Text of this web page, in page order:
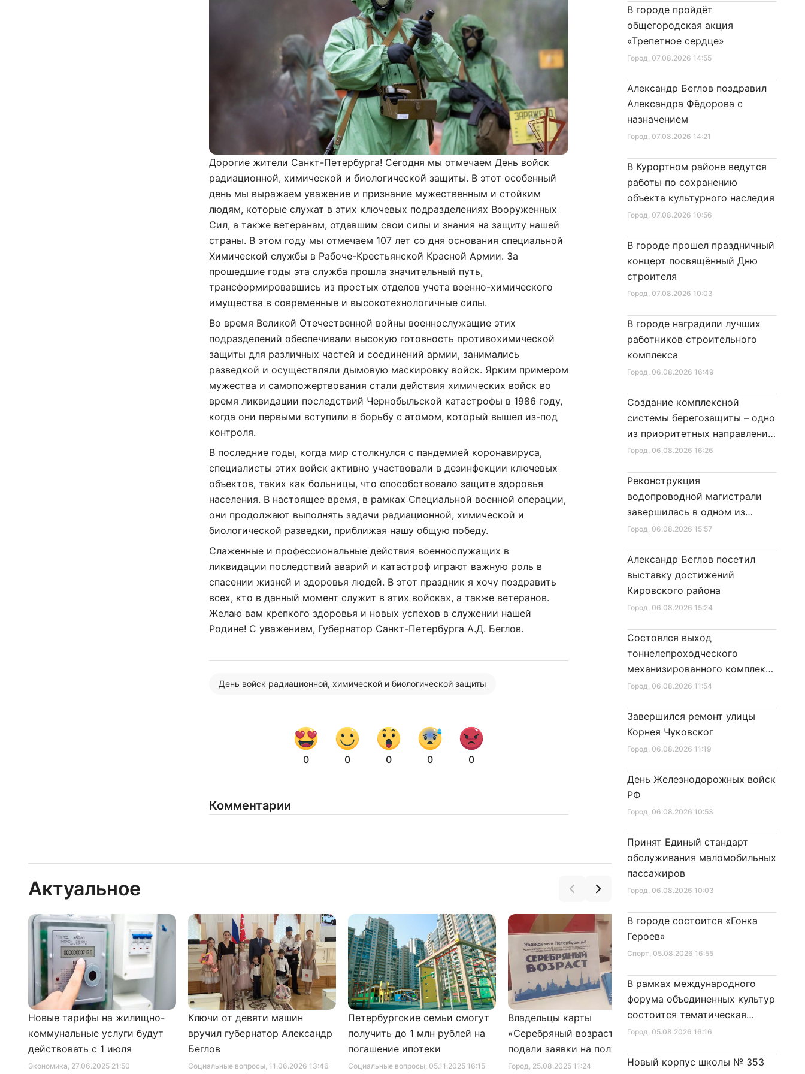
Дорогие жители Санкт-Петербурга! Сегодня мы отмечаем День войск
радиационной, химической и биологической защиты. В этот особенный
день мы выражаем уважение и признание мужественным и стойким
людям, которые служат в этих ключевых подразделениях Вооруженных
Сил, а также ветеранам, отдавшим свои силы и знания на защиту нашей
страны. В этом году мы отмечаем 107 лет со дня основания специальной
Химической службы в Рабоче-Крестьянской Красной Армии. За
прошедшие годы эта служба прошла значительный путь,
трансформировавшись из простых отделов учета военно-химического
имущества в современные и высокотехнологичные силы.
Во время Великой Отечественной войны военнослужащие этих
подразделений обеспечивали высокую готовность противохимической
защиты для различных частей и соединений армии, занимались
разведкой и осуществляли дымовую маскировку войск. Ярким примером
мужества и самопожертвования стали действия химических войск во
время ликвидации последствий Чернобыльской катастрофы в 1986 году,
когда они первыми вступили в борьбу с атомом, который вышел из-под
контроля.
В последние годы, когда мир столкнулся с пандемией коронавируса,
специалисты этих войск активно участвовали в дезинфекции ключевых
объектов, таких как больницы, что способствовало защите здоровья
населения. В настоящее время, в рамках Специальной военной операции,
они продолжают выполнять задачи радиационной, химической и
биологической разведки, приближая нашу общую победу.
Слаженные и профессиональные действия военнослужащих в
ликвидации последствий аварий и катастроф играют важную роль в
спасении жизней и здоровья людей. В этот праздник я хочу поздравить
всех, кто в данный момент служит в этих войсках, а также ветеранов.
Желаю вам крепкого здоровья и новых успехов в служении нашей
Родине! С уважением, Губернатор Санкт-Петербурга А.Д. Беглов.
День войск радиационной, химической и биологической защиты
0 0 0 0 0
Комментарии
Актуальное
Экономика, 27.06.2025 21:50
Новые тарифы на жилищно-
коммунальные услуги будут
действовать с 1 июля
Социальные вопросы, 11.06.2026 13:46
Ключи от девяти машин
вручил губернатор Александр
Беглов
Социальные вопросы, 05.11.2025 16:15
Петербургские семьи смогут
получить до 1 млн рублей на
погашение ипотеки
Город, 25.08.2025 11:24
Владельцы карты
«Серебряный возраст»
подали заявки на получение
сертификата для посещения
Город, 10.01.2026 16:46
Александр Беглов подписал
Закон «О внесении изменения
«Социальный кодекс
Город, 07.08.2026 14:55
В городе пройдёт
общегородская акция
«Трепетное сердце»
Город, 07.08.2026 14:21
Александр Беглов поздравил
Александра Фёдорова с
назначением
Город, 07.08.2026 10:56
В Курортном районе ведутся
работы по сохранению
объекта культурного наследия
Город, 07.08.2026 10:03
В городе прошел праздничный
концерт посвящённый Дню
строителя
Город, 06.08.2026 16:49
В городе наградили лучших
работников строительного
комплекса
Город, 06.08.2026 16:26
Создание комплексной
системы берегозащиты – одно
из приоритетных направлений
развития Петербурга
Город, 06.08.2026 15:57
Реконструкция
водопроводной магистрали
завершилась в одном из
районов города
Город, 06.08.2026 15:24
Александр Беглов посетил
выставку достижений
Кировского района
Город, 06.08.2026 11:54
Состоялся выход
тоннелепроходческого
механизированного комплекса
«Надежда» на поверхность
Город, 06.08.2026 11:19
Завершился ремонт улицы
Корнея Чуковског
Город, 06.08.2026 10:53
День Железнодорожных войск
РФ
Город, 06.08.2026 10:03
Принят Единый стандарт
обслуживания маломобильных
пассажиров
Спорт, 05.08.2026 16:55
В городе состоится «Гонка
Героев»
Город, 05.08.2026 16:16
В рамках международного
форума объединенных культур
состоится тематическая
секция
Новый корпус школы № 353
соглашаетесь сполитикой конфиденциальности